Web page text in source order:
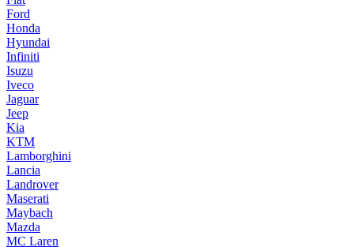
Ford
Honda
Hyundai
Infiniti
Isuzu
Iveco
Jaguar
Jeep
Kia
KTM
Lamborghini
Lancia
Landrover
Maserati
Maybach
Mazda
MC Laren